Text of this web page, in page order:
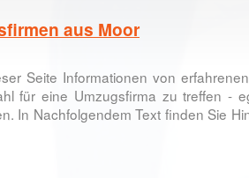
aus Moor
Seite Informationen von
für eine Umzugsfirma zu treffen -
In Nachfolgendem Text finden Sie